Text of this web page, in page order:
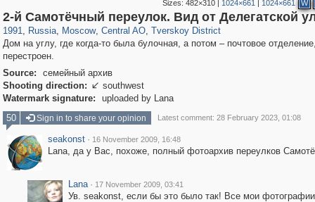
Sizes:482×310 | 1024×661 | 1024×661 W
2-й Самотёчный переулок. Вид от Делегатской
1991, Russia
1,407,206 29,248
, Moscow
319,878 8,286
, Central AO
160,021 5,916
, Tverskoy District
53,055 2,283
Дом на углу, где когда-то была булочная, а потом – почтовое
перестроен.
Source:
семейный архив
Shooting direction:  southwest
Watermark signature:
uploaded by Lana
50
Sign in to share your opinion Latest comment: 28 February 2023, 01:08
seakonst · 16 November 2009, 16:48
Lana, да у Вас, похоже, полный фотоархив переулков
Lana · 17 November 2009, 03:41
Ув. seakonst, если бы это было так! Все мои фотографии